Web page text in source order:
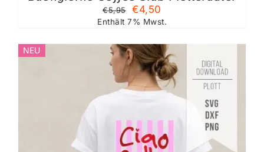
€5,95
Ursprünglicher
Preis
€5,95
€4,50
Preis
€4,50.
Enthält 7% Mwst.
NEU